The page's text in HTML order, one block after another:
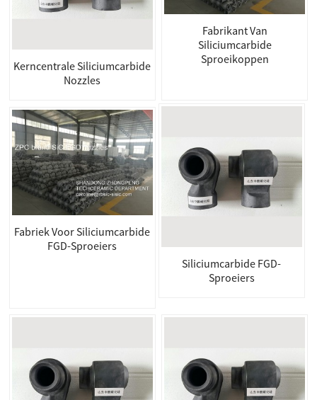
Kerncentrale Siliciumcarbide
Nozzles
Fabrikant Van
Siliciumcarbide
Sproeikoppen
Fabriek Voor Siliciumcarbide
FGD-Sproeiers
Siliciumcarbide FGD-
Sproeiers